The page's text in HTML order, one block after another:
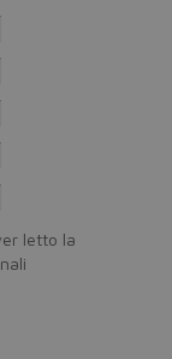
letto la